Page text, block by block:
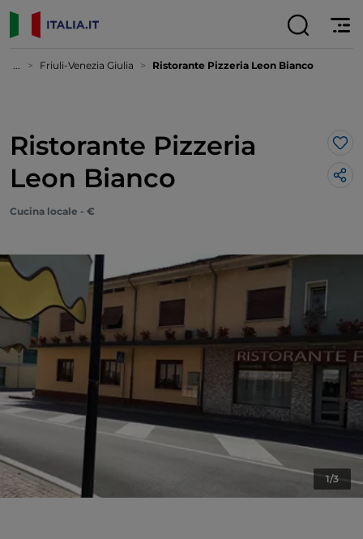
... Friuli-Venezia Giulia Ristorante Pizzeria Leon Bianco
Ristorante Pizzeria
Leon Bianco
Cucina locale - €
1/3